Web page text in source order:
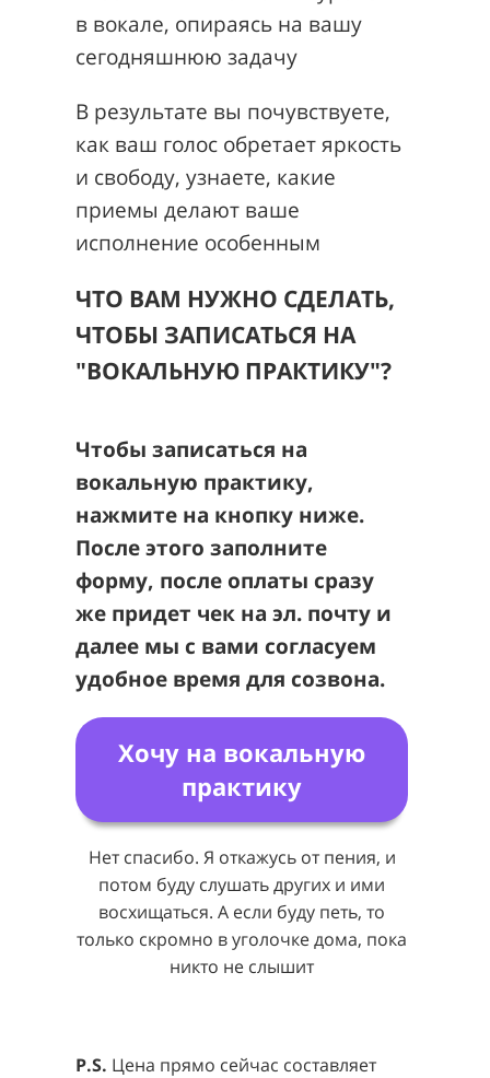
в вокале, опираясь на вашу
сегодняшнюю задачу
В результате вы почувствуете,
как ваш голос обретает яркость
и свободу, узнаете, какие
приемы делают ваше
исполнение особенным
ЧТО ВАМ НУЖНО СДЕЛАТЬ,
ЧТОБЫ ЗАПИСАТЬСЯ НА
"ВОКАЛЬНУЮ ПРАКТИКУ"?
Чтобы записаться на
вокальную практику,
нажмите на кнопку ниже.
После этого заполните
форму, после оплаты сразу
же придет чек на эл. почту и
далее мы с вами согласуем
удобное время для созвона.
Хочу на вокальную
практику
Нет спасибо. Я откажусь от пения, и
потом буду слушать других и ими
восхищаться. А если буду петь, то
только скромно в уголочке дома, пока
никто не слышит
P.S. Цена прямо сейчас составляет